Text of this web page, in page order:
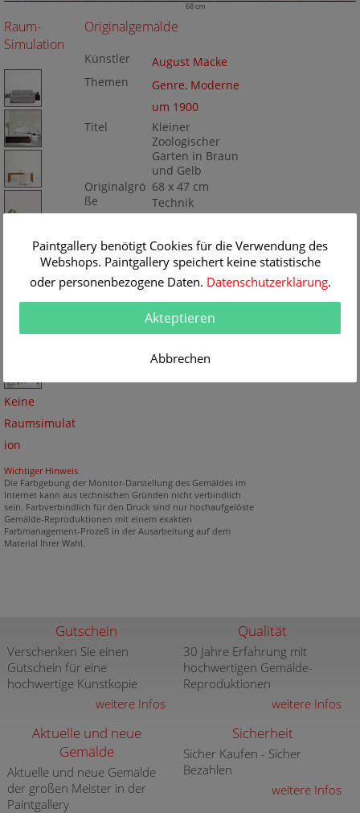
68 cm
Raum-
Simulation
Keine
Raumsimulat
ion
Originalgemälde
Künstler
August Macke
Themen
Genre, Moderne
um 1900
Titel
Kleiner
Zoologischer
Garten in Braun
und Gelb
Originalgrö
ße
68 x 47 cm
Technik
A7301
Wichtiger Hinweis
Die Farbgebung der Monitor-Darstellung des Gemäldes im
Internet kann aus technischen Gründen nicht verbindlich
sein. Farbverbindlich für den Druck sind nur hochaufgelöste
Gemälde-Reproduktionen mit einem exakten
Farbmanagement-Prozeß in der Ausarbeitung auf dem
Material Ihrer Wahl.
Gutschein
Verschenken Sie einen
Gutschein für eine
hochwertige Kunstkopie
weitere Infos
Qualität
30 Jahre Erfahrung mit
hochwertigen Gemälde-
Reproduktionen
weitere Infos
Aktuelle und neue
Gemälde
Aktuelle und neue Gemälde
der großen Meister in der
Paintgallery
Sicherheit
Sicher Kaufen - Sicher
Bezahlen
weitere Infos
Paintgallery benötigt Cookies für die Verwendung des
Webshops. Paintgallery speichert keine statistische
oder personenbezogene Daten. Datenschutzerklärung.
Akteptieren
Abbrechen